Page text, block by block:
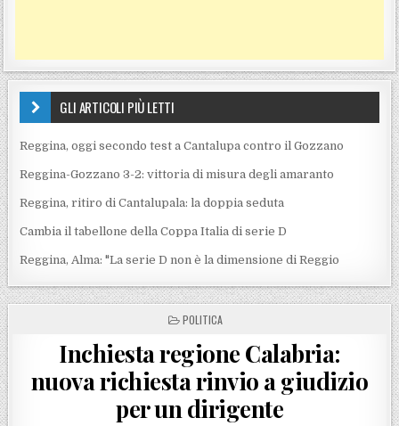
GLI ARTICOLI PIÙ LETTI
Reggina, oggi secondo test a Cantalupa contro il Gozzano
Reggina-Gozzano 3-2: vittoria di misura degli amaranto
Reggina, ritiro di Cantalupala: la doppia seduta
Cambia il tabellone della Coppa Italia di serie D
Reggina, Alma: "La serie D non è la dimensione di Reggio
POSTED IN
POLITICA
Inchiesta regione Calabria:
nuova richiesta rinvio a giudizio
per un dirigente